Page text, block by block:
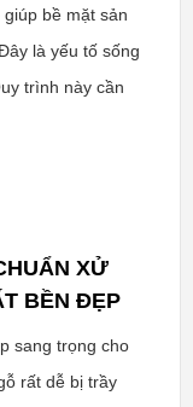
bề mặt sản
là yếu tố sống
trình này cần
XỬ
BỀN ĐẸP
sang trọng cho
rất dễ bị trầy